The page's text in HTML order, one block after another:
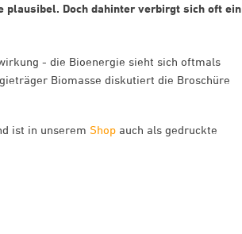
plausibel. Doch dahinter verbirgt sich oft ein
- die Bioenergie sieht sich oftmals
Biomasse diskutiert die Broschüre
ist in unserem Shop auch als gedruckte